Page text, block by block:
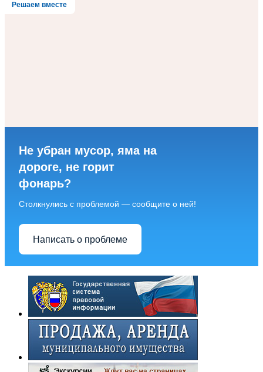
Решаем вместе
Не убран мусор, яма на
дороге, не горит
фонарь?
Столкнулись с проблемой — сообщите о ней!
Написать о проблеме